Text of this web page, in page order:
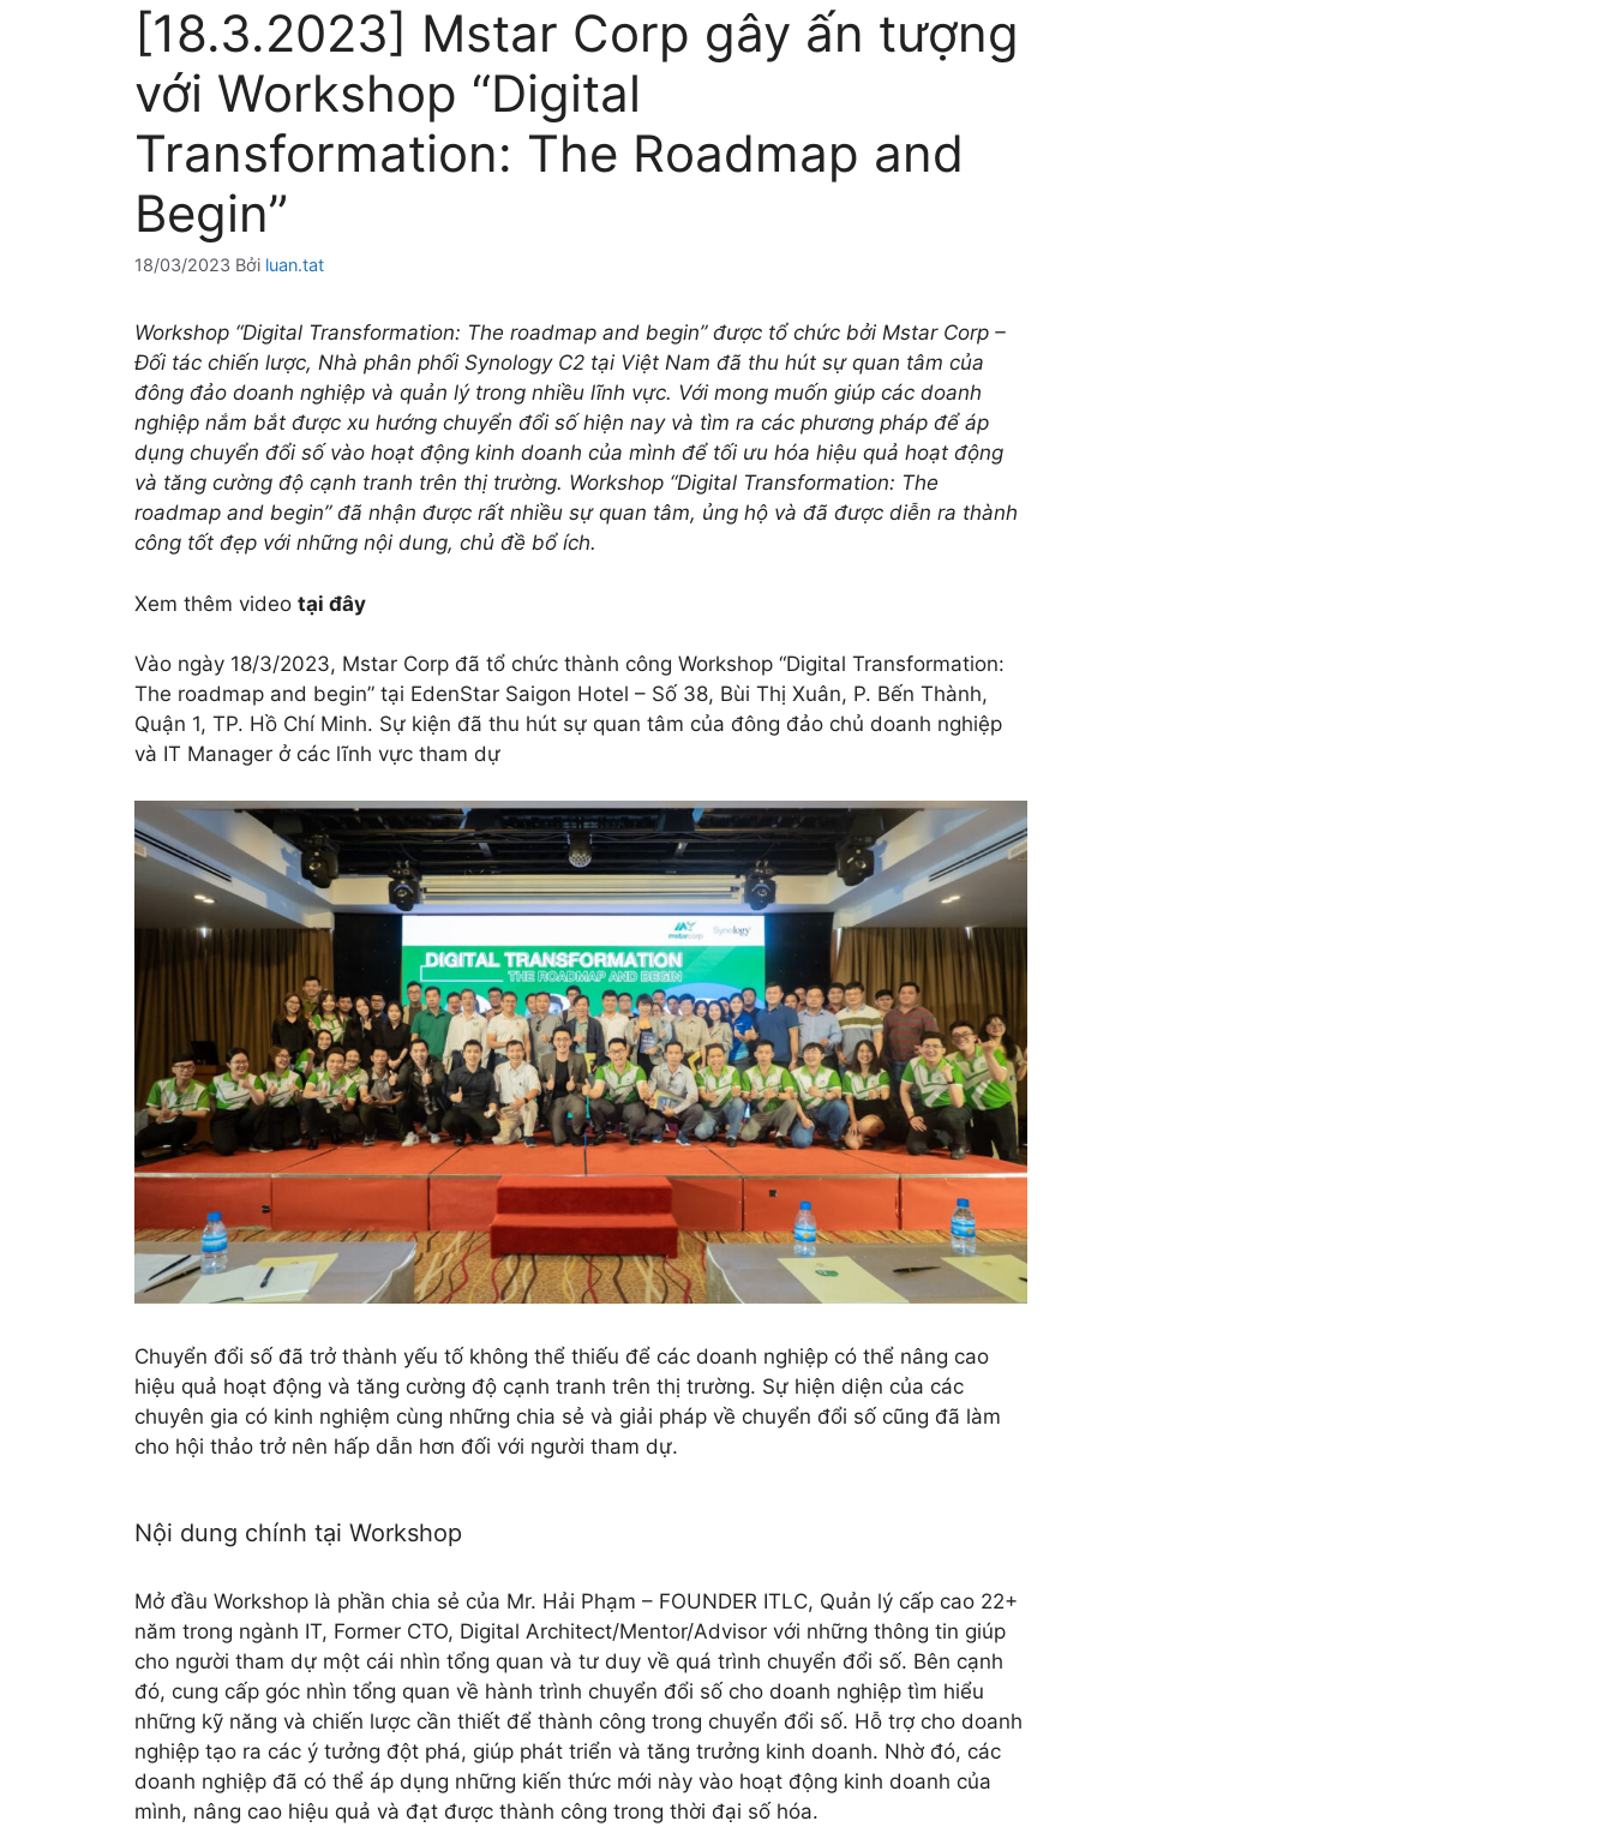
[18.3.2023] Mstar Corp gây ấn tượng
với Workshop “Digital
Transformation: The Roadmap and
Begin”
18/03/2023 Bởi luan.tat
Workshop “Digital Transformation: The roadmap and begin” được tổ chức bởi Mstar Corp –
Đối tác chiến lược, Nhà phân phối Synology C2 tại Việt Nam đã thu hút sự quan tâm của
đông đảo doanh nghiệp và quản lý trong nhiều lĩnh vực. Với mong muốn giúp các doanh
nghiệp nắm bắt được xu hướng chuyển đổi số hiện nay và tìm ra các phương pháp để áp
dụng chuyển đổi số vào hoạt động kinh doanh của mình để tối ưu hóa hiệu quả hoạt động
và tăng cường độ cạnh tranh trên thị trường. Workshop “Digital Transformation: The
roadmap and begin” đã nhận được rất nhiều sự quan tâm, ủng hộ và đã được diễn ra thành
công tốt đẹp với những nội dung, chủ đề bổ ích.
Xem thêm video tại đây
Vào ngày 18/3/2023, Mstar Corp đã tổ chức thành công Workshop “Digital Transformation:
The roadmap and begin” tại EdenStar Saigon Hotel – Số 38, Bùi Thị Xuân, P. Bến Thành,
Quận 1, TP. Hồ Chí Minh. Sự kiện đã thu hút sự quan tâm của đông đảo chủ doanh nghiệp
và IT Manager ở các lĩnh vực tham dự
Chuyển đổi số đã trở thành yếu tố không thể thiếu để các doanh nghiệp có thể nâng cao
hiệu quả hoạt động và tăng cường độ cạnh tranh trên thị trường. Sự hiện diện của các
chuyên gia có kinh nghiệm cùng những chia sẻ và giải pháp về chuyển đổi số cũng đã làm
cho hội thảo trở nên hấp dẫn hơn đối với người tham dự.
Nội dung chính tại Workshop
Mở đầu Workshop là phần chia sẻ của Mr. Hải Phạm – FOUNDER ITLC, Quản lý cấp cao 22+
năm trong ngành IT, Former CTO, Digital Architect/Mentor/Advisor với những thông tin giúp
cho người tham dự một cái nhìn tổng quan và tư duy về quá trình chuyển đổi số. Bên cạnh
đó, cung cấp góc nhìn tổng quan về hành trình chuyển đổi số cho doanh nghiệp tìm hiểu
những kỹ năng và chiến lược cần thiết để thành công trong chuyển đổi số. Hỗ trợ cho doanh
nghiệp tạo ra các ý tưởng đột phá, giúp phát triển và tăng trưởng kinh doanh. Nhờ đó, các
doanh nghiệp đã có thể áp dụng những kiến thức mới này vào hoạt động kinh doanh của
mình, nâng cao hiệu quả và đạt được thành công trong thời đại số hóa.